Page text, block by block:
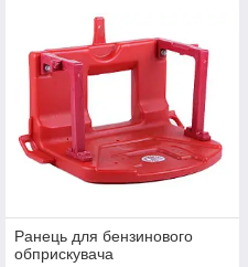
Ранець для бензинового
обприскувача